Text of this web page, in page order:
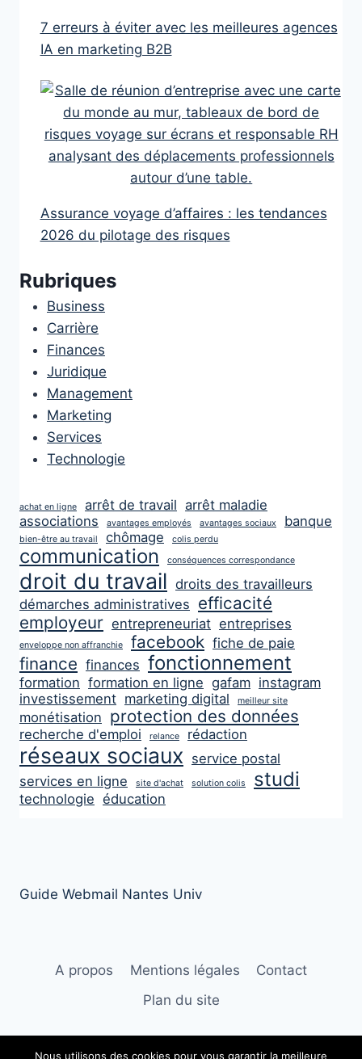
7 erreurs à éviter avec les meilleures agences
IA en marketing B2B
Assurance voyage d’affaires : les tendances
2026 du pilotage des risques
Rubriques
Business
Carrière
Finances
Juridique
Management
Marketing
Services
Technologie
achat en ligne arrêt de travail arrêt maladie
associations
avantages employés avantages sociaux banque
bien-être au travail chômage colis perdu
communication conséquences correspondance
droit du travail droits des travailleurs
démarches administratives efficacité
employeur entrepreneuriat entreprises
enveloppe non affranchie facebook fiche de paie
finance finances fonctionnement
formation formation en ligne gafam instagram
investissement marketing digital meilleur site
monétisation protection des données
recherche d'emploi relance rédaction
réseaux sociaux service postal
services en ligne
site d'achat solution colis studi
technologie éducation
Guide Webmail Nantes Univ
A propos Mentions légales
Contact
Plan du site
Nous utilisons des cookies pour vous garantir la meilleure